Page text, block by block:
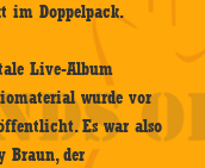
im Doppelpack.
Live-Album
wurde vor
Es war also
Braun, der